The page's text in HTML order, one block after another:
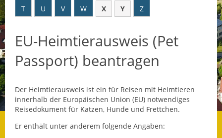
Datenschutz
Datenschutz im
Steueramt
Gebärdensprache
Geschichte und
Gegenwart
Was die Alten noch
T
U V W X Y Z
EU-Heimtierausweis (Pet
Passport) beantragen
Der Heimtierausweis ist ein für Reisen mit Heimtieren
innerhalb der Europäischen Union (EU) notwendiges
Reisedokument für Katzen, Hunde und Frettchen.
Er enthält unter anderem folgende Angaben: